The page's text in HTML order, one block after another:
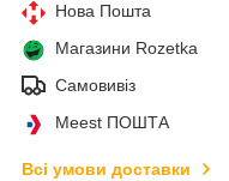
Нова Пошта
Магазини Rozetka
Самовивіз
Meest ПОШТА
Всі умови доставки